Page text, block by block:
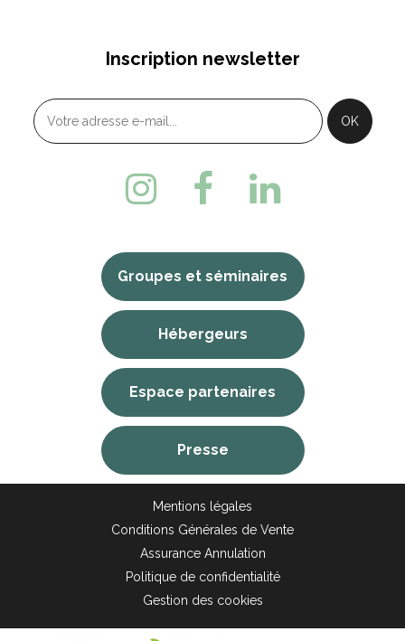
Inscription newsletter
Groupes et séminaires
Hébergeurs
Espace partenaires
Presse
Mentions légales
Conditions Générales de Vente
Assurance Annulation
Politique de confidentialité
Gestion des cookies